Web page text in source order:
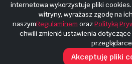
Copyright © 2025 Hosting i budowa
internetowa wykorzystuje pliki
witryny, wyrażasz zgodę na
naszymRegulaminem orazPolityką
chwili zmienić ustawienia
Akceptuję pliki